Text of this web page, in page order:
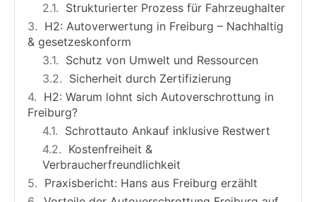
Strukturierter Prozess für Fahrzeughalter
H2: Autoverwertung in Freiburg – Nachhaltig
& gesetzeskonform
Schutz von Umwelt und Ressourcen
Sicherheit durch Zertifizierung
H2: Warum lohnt sich Autoverschrottung in
Freiburg?
Schrottauto Ankauf inklusive Restwert
Kostenfreiheit &
Verbraucherfreundlichkeit
Praxisbericht: Hans aus Freiburg erzählt